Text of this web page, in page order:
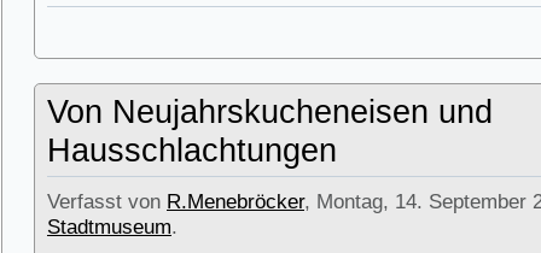
Von Neujahrskucheneisen und
Hausschlachtungen
Verfasst von R.Menebröcker, Montag, 14. September
Stadtmuseum.